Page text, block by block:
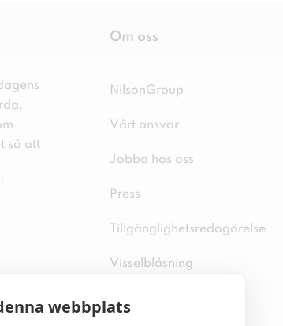
webbplats
så att
Om oss
NilsonGroup
Vårt ansvar
Jobba hos oss
Press
Tillgänglighetsredogörelse
Visselblåsning